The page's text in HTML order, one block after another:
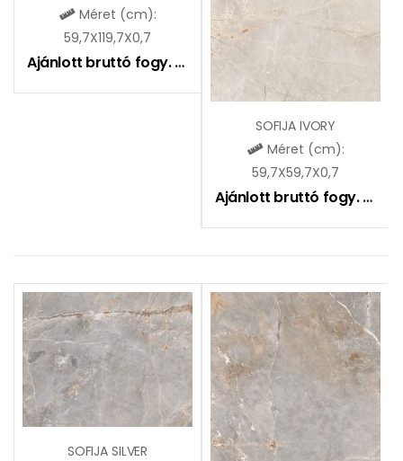
Méret (cm):
59,7X119,7X0,7
Ajánlott bruttó fogy. ár: 9590
SOFIJA IVORY
Méret (cm):
59,7X59,7X0,7
Ajánlott bruttó fogy. ár:
SOFIJA SILVER